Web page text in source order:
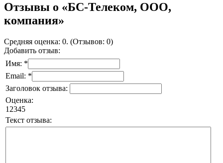
Отзывы о «БС-Телеком, ООО,
компания»
Средняя оценка: 0. (Отзывов: 0)
Добавить отзыв:
Имя: *
Email: *
Заголовок отзыва:
Оценка:
1 2345
Текст отзыва: